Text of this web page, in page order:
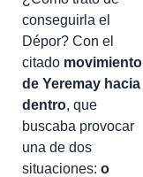
conseguirla el
Dépor? Con el
citado movimiento
de Yeremay hacia
dentro, que
buscaba provocar
una de dos
situaciones: o